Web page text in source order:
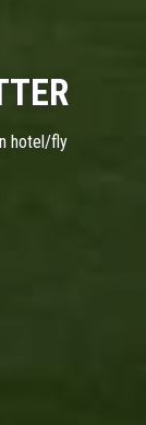
hotel/fly